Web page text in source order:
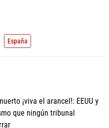
España
¡viva el arancel!: EEUU y
que ningún tribunal